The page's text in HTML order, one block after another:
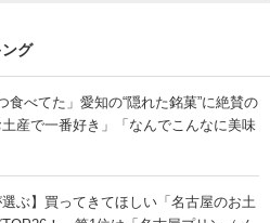
ング
食べてた」愛知の“隠れた銘菓”に絶賛の
産で一番好き」「なんでこんなに美味
選ぶ】買ってきてほしい「名古屋のお土